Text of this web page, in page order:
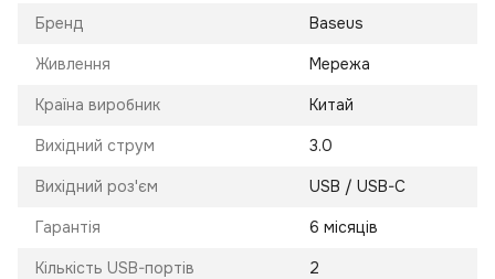
Бренд Baseus
Живлення Мережа
Країна виробник Китай
Вихідний струм 3.0
Вихідний роз'єм USB / USB-C
Гарантія 6 місяців
Кількість USB-портів 2